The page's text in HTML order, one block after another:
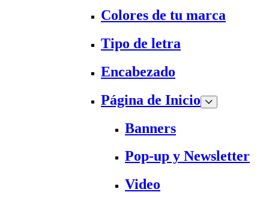
Colores de tu marca
Tipo de letra
Encabezado
Página de Inicio
Banners
Pop-up y Newsletter
Video